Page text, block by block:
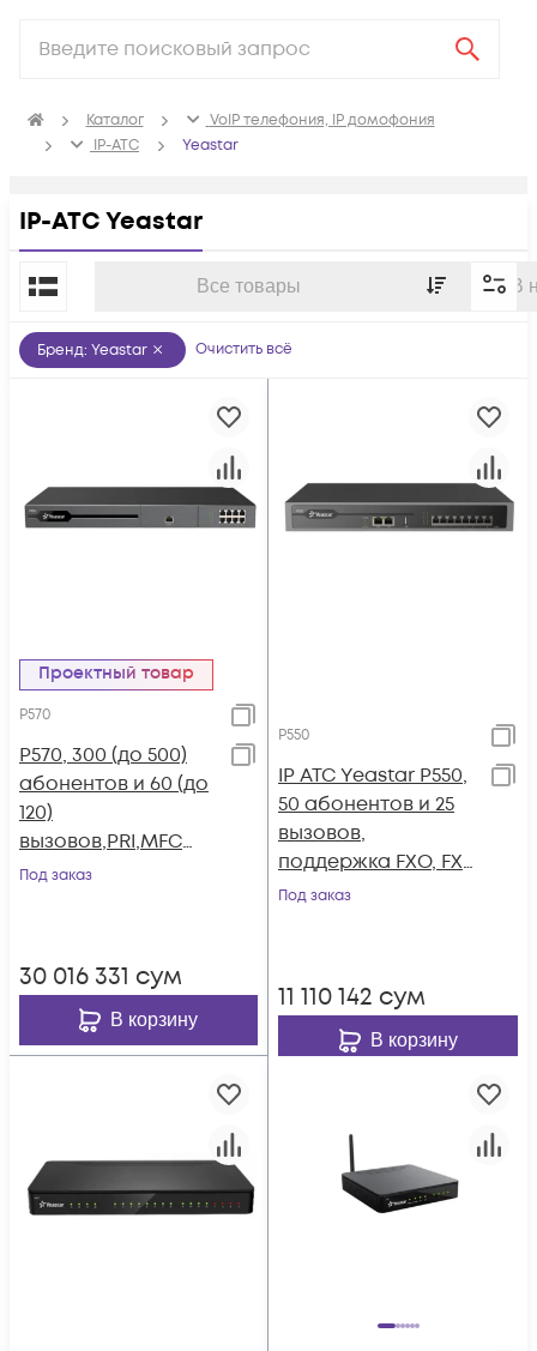
Каталог
VoIP телефония, IP домофония
IP-ATC
Yeastar
IP-ATC Yeastar
Все товары В
По популярности
Бренд: Yeastar Очистить всё
Проектный товар
P570
P570, 300 (до 500)
абонентов и 60 (до
120)
вызовов,PRI,MFC
R2,SS7,поддержка
Под заказ
30 016 331 сум
В корзину
P550
IP АТС Yeastar P550,
50 абонентов и 25
вызовов,
поддержка FXO, FXS,
GSM, BRI
Под заказ
11 110 142 сум
В корзину